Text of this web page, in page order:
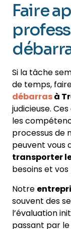
Faire
Si la tâche
de temps,
débarrasà
judicieuse.
les
processus de
peuvent vous
transporter
besoins et
Notre
souvent des
l’évaluation
passant par le